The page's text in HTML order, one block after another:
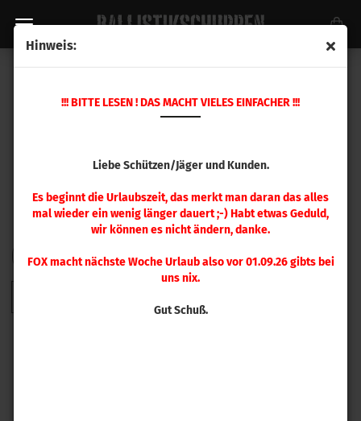
Hinweis:
!!! BITTE LESEN ! DAS MACHT VIELES EINFACHER !!!
Liebe Schützen/Jäger und Kunden.
Es beginnt die Urlaubszeit, das merkt man daran das alles
mal wieder ein wenig länger dauert ;-) Habt etwas Geduld,
wir können es nicht ändern, danke.
FOX macht nächste Woche Urlaub also vor 01.09.26 gibts bei
uns nix.
Gut Schuß.
FILTERSortieren nach
Sortieren nach 48 pro Seite
pro Seite